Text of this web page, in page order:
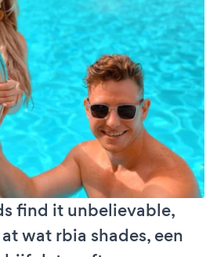
find it unbelievable,
wat rbia shades, een